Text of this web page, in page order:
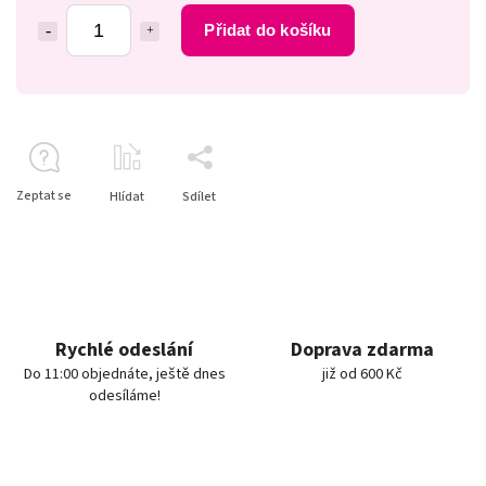
Přidat do košíku
Zeptat se Hlídat Sdílet
Rychlé odeslání
Do 11:00 objednáte, ještě dnes
odesíláme!
Doprava zdarma
již od 600 Kč